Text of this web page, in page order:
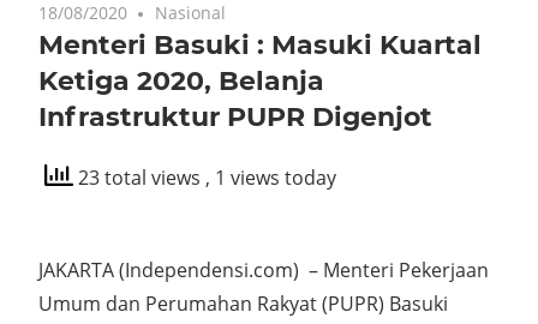
18/08/2020 Nasional
Menteri Basuki : Masuki Kuartal
Ketiga 2020, Belanja
Infrastruktur PUPR Digenjot
23 total views , 1 views today
JAKARTA (Independensi.com) – Menteri Pekerjaan
Umum dan Perumahan Rakyat (PUPR) Basuki